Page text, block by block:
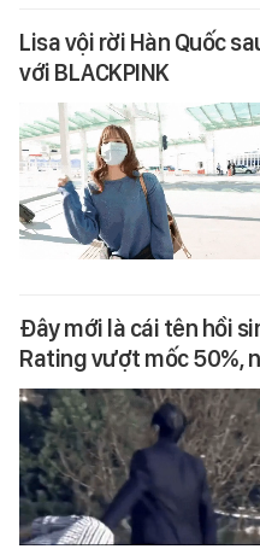
Lisa vội rời Hàn Quốc
với BLACKPINK
Đây mới là cái tên hồi
Rating vượt mốc 50%,